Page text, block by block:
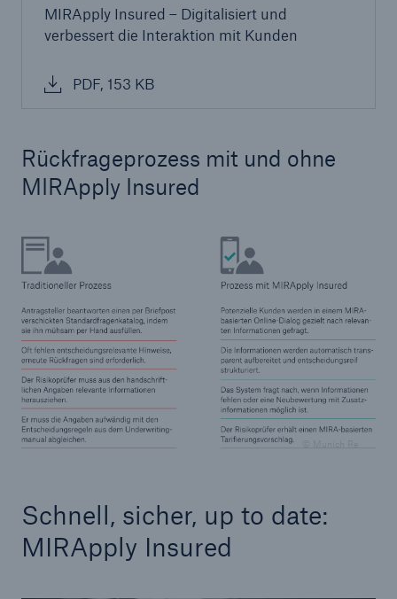
MIRApply Insured – Digitalisiert und
verbessert die Interaktion mit Kunden
PDF, 153 KB
Rückfrageprozess mit und ohne
MIRApply Insured
Schnell, sicher, up to date:
MIRApply Insured
Rückversicherungspartner
Fakten
Versicherung bis zu